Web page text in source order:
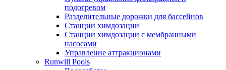
подогревом
Разделительные дорожки для бассейнов
Станции химдозации
Станции химдозации с мембранными
насосами
Управление аттракционами
Runwill Pools